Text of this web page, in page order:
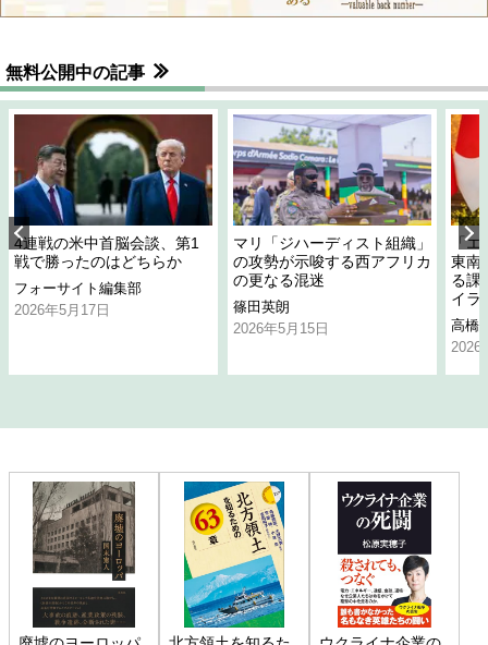
無料公開中の記事
4連戦の米中首脳会談、第1
戦で勝ったのはどちらか
フォーサイト編集部
2026年5月17日
マリ「ジハーディスト組織」
の攻勢が示唆する西アフリカ
の更なる混迷
篠田英朗
2026年5月15日
「
東南
る課
イラ
高橋
2026